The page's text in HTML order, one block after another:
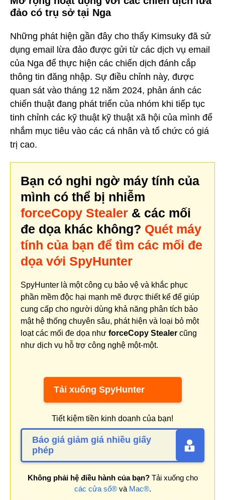
đảo có trụ sở tại Nga
Những phát hiện gần đây cho thấy Kimsuky đã sử
dụng email lừa đảo được gửi từ các dịch vụ email
của Nga để thực hiện các chiến dịch đánh cắp
thông tin đăng nhập. Sự điều chỉnh này, được
quan sát vào tháng 12 năm 2024, phản ánh các
chiến thuật đang phát triển của nhóm khi tiếp tục
tinh chỉnh các kỹ thuật kỹ thuật xã hội của mình để
nhắm mục tiêu vào các cá nhân và tổ chức có giá
trị cao.
Bạn có nghi ngờ máy tính của
mình có thể bị nhiễm
forceCopy Stealer & các mối
đe dọa khác không? Quét máy
tính của bạn để tìm các mối đe
dọa với SpyHunter
SpyHunter là một công cụ bảo vệ và khắc phục
phần mềm độc hại mạnh mẽ được thiết kế để giúp
cung cấp cho người dùng khả năng phân tích bảo
mật hệ thống chuyên sâu, phát hiện và loại bỏ một
loạt các mối đe dọa như forceCopy Stealer cũng
như dịch vụ hỗ trợ công nghệ một-một.
Tải xuống SpyHunter
Tiết kiệm tiền kinh doanh của bạn!
Báo giá giảm giá nhiều giấy
phép
Không phải hệ điều hành của bạn?Tải xuống cho
các cửa sổ®và Mac®.